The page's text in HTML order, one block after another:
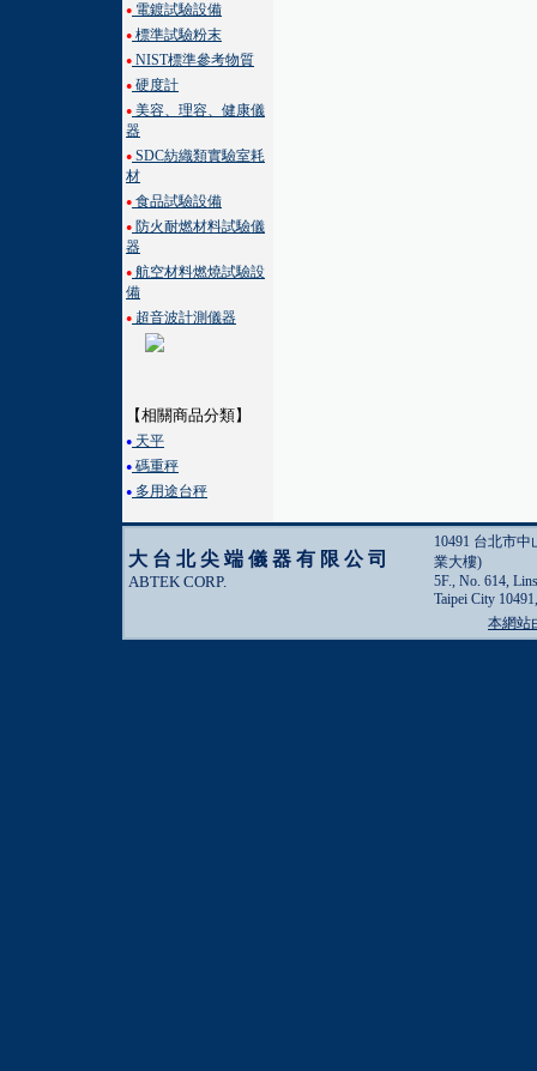
● 電鍍試驗設備
● 標準試驗粉末
● NIST標準參考物質
● 硬度計
● 美容、理容、健康儀
器
● SDC紡織類實驗室耗
材
● 食品試驗設備
● 防火耐燃材料試驗儀
器
● 航空材料燃燒試驗設
備
● 超音波計測儀器
【相關商品分類】
● 天平
● 碼重秤
● 多用途台秤
大台北尖端儀器有限公司
ABTEK CORP.
10491 台北市
業大樓)
5F., No. 614,
Taipei City
本網站